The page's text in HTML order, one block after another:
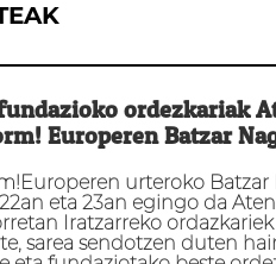
ordezkariak
Europeren Batzar
urteroko Batzar
eta 23an egingo da
Iratzarreko
sarea sendotzen duten